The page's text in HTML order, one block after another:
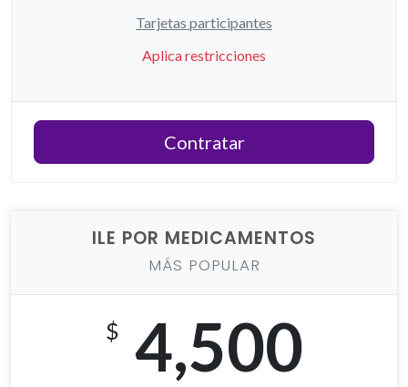
Tarjetas participantes
Aplica restricciones
Contratar
ILE POR MEDICAMENTOS
MÁS POPULAR
$ 4,500